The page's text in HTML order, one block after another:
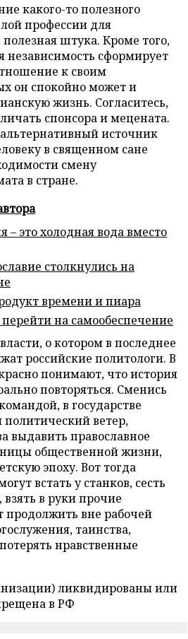
какого-то полезного
профессии для
штука. Кроме того,
независимость сформирует
к своим
он спокойно может и
жизнь. Согласитесь,
спонсора и мецената.
источник
в священном сане
смену
в стране.
это холодная вода вместо
столкнулись на
времени и пиара
на самообеспечение
о котором в последнее
российские политологи. В
понимают, что история
повторяться. Сменись
в государстве
ветер,
выдавить православное
общественной жизни,
эпоху. Вот тогда
встать у станков, сесть
в руки прочие
вне рабочей
таинства,
нравственные
ликвидированы или
в РФ